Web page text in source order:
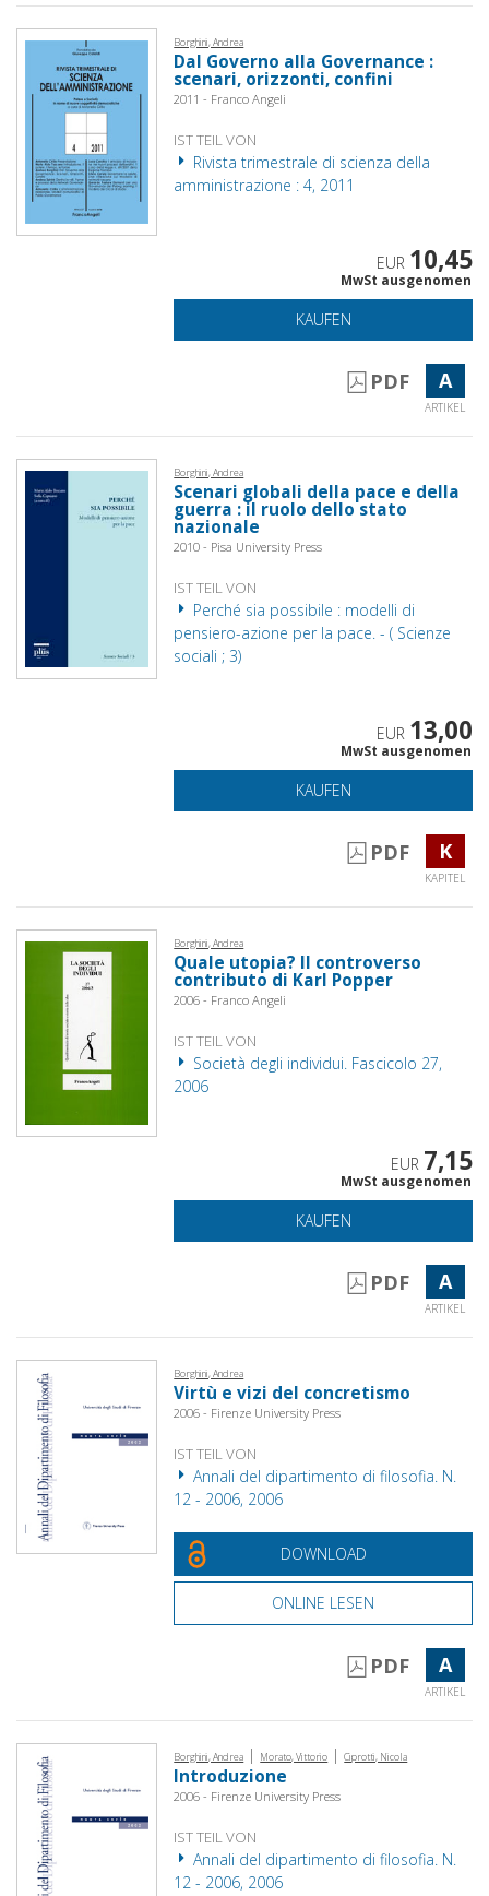
Borghini, Andrea
Dal Governo alla Governance :
scenari, orizzonti, confini
2011 - Franco Angeli
IST TEIL VON
Rivista trimestrale di scienza della
amministrazione : 4, 2011
EUR 10,45
MwSt ausgenomen
KAUFEN
PDF A
ARTIKEL
Borghini, Andrea
Scenari globali della pace e della
guerra : il ruolo dello stato
nazionale
2010 - Pisa University Press
IST TEIL VON
Perché sia possibile : modelli di
pensiero-azione per la pace. - ( Scienze
sociali ; 3)
EUR 13,00
MwSt ausgenomen
KAUFEN
PDF K
KAPITEL
Borghini, Andrea
Quale utopia? Il controverso
contributo di Karl Popper
2006 - Franco Angeli
IST TEIL VON
Società degli individui. Fascicolo 27,
2006
EUR 7,15
MwSt ausgenomen
KAUFEN
PDF A
ARTIKEL
Borghini, Andrea
Virtù e vizi del concretismo
2006 - Firenze University Press
IST TEIL VON
Annali del dipartimento di filosofia. N.
12 - 2006, 2006
DOWNLOAD
ONLINE LESEN
PDF A
ARTIKEL
Borghini, Andrea | Morato, Vittorio | Ciprotti, Nicola
Introduzione
2006 - Firenze University Press
IST TEIL VON
Annali del dipartimento di filosofia. N.
12 - 2006, 2006